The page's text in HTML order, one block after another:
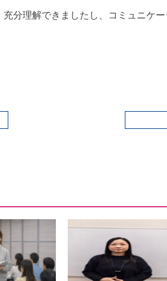
分理解できましたし、コミュニケ